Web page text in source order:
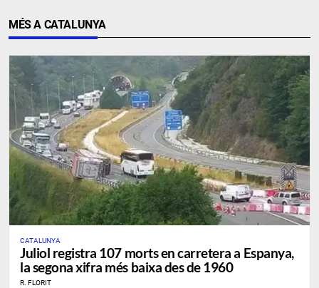
MÉS A CATALUNYA
CATALUNYA
Juliol registra 107 morts en carretera a Espanya,
la segona xifra més baixa des de 1960
R. FLORIT